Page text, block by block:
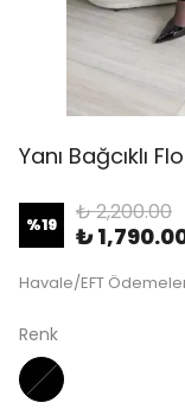
Yanı Bağcıklı
%19 ₺ 2,200.00
₺
Havale/EFT
Renk